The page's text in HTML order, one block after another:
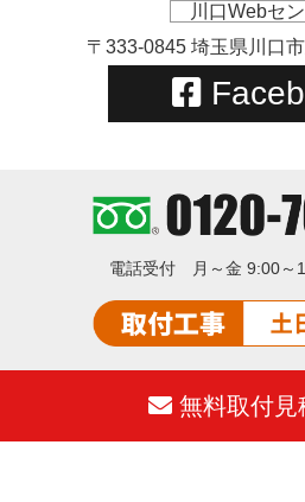
川口Webセ
〒333-0845 埼玉県川口
電話受付 月～金 9:00～
無料取付